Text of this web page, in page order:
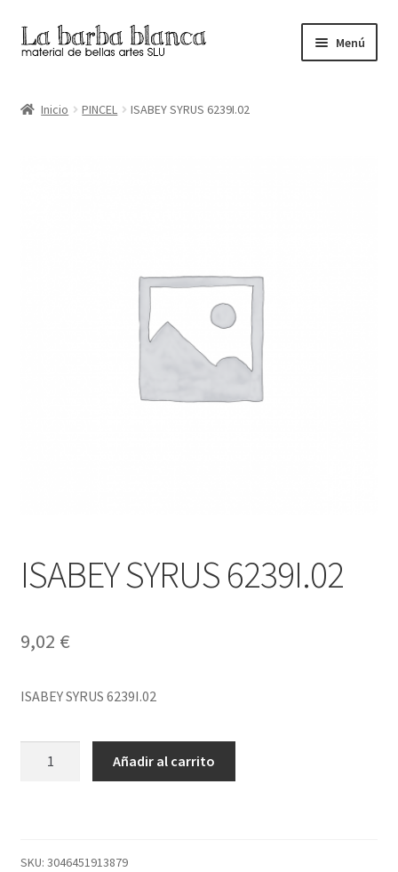
Ir
a
navegación
Ir
al
Menú
Inicio PINCEL ISABEY SYRUS 6239I.02
ISABEY SYRUS 6239I.02
9,02 €
ISABEY SYRUS 6239I.02
Añadir al carrito
SKU: 3046451913879